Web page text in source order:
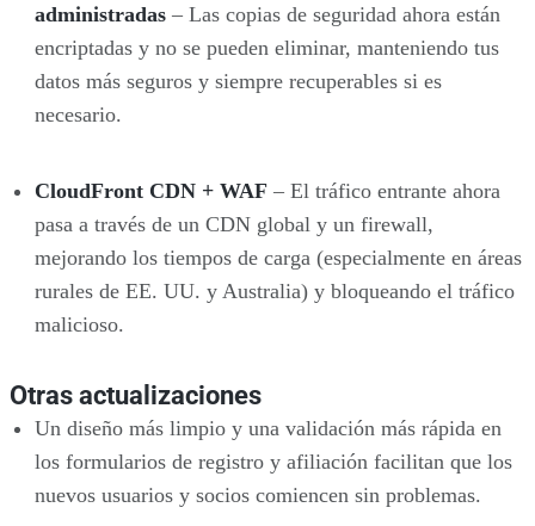
administradas– Las copias de seguridad ahora están
encriptadas y no se pueden eliminar, manteniendo tus
datos más seguros y siempre recuperables si es
necesario.
CloudFront CDN + WAF– El tráfico entrante ahora
pasa a través de un CDN global y un firewall,
mejorando los tiempos de carga (especialmente en áreas
rurales de EE. UU. y Australia) y bloqueando el tráfico
malicioso.
Otras actualizaciones
Un diseño más limpio y una validación más rápida en
los formularios de registro y afiliación facilitan que los
nuevos usuarios y socios comiencen sin problemas.